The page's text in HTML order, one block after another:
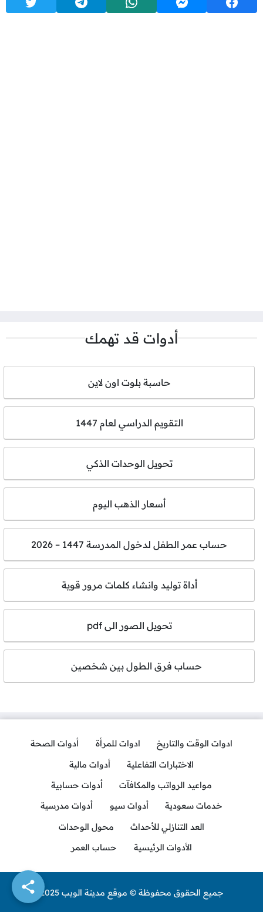
أدوات قد تهمك
حاسبة بلوت اون لاين
التقويم الدراسي لعام 1447
تحويل الوحدات الذكي
أسعار الذهب اليوم
حساب عمر الطفل لدخول المدرسة 1447 – 2026
أداة توليد وانشاء كلمات مرور قوية
تحويل الصور الى pdf
حساب فرق الطول بين شخصين
ادوات الوقت والتاريخ ادوات للمرأة
أدوات الصحة
الاختبارات التفاعلية
أدوات مالية
مواعيد الرواتب والمكافآت
أدوات حسابية
خدمات سعودية
أدوات سيو
أدوات مدرسية
العد التنازلي للأحداث
محول الوحدات
الأدوات الرئيسية
حساب العمر
جميع الحقوق محفوظة © موقع مدينة الويب 2025